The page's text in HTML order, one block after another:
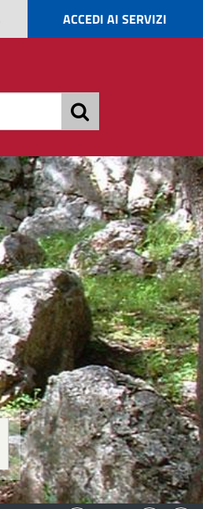
ACCEDI AI SERVIZI